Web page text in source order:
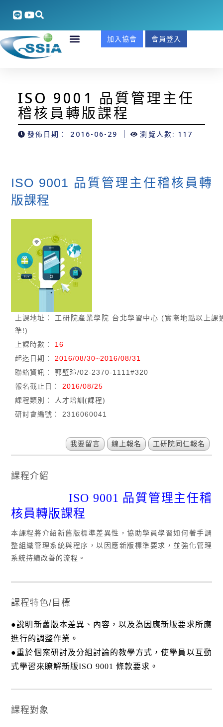
加入協會 會員登入
ISO 9001 品質管理主任
稽核員轉版課程
發佈日期： 2016-06-29 瀏覽人數: 117
ISO 9001 品質管理主任稽核員轉
版課程
上課地址：
工研院產業學院 台北學習中心 (實際地點以上課
準!)
上課時數：
16
起迄日期：
2016/08/30~2016/08/31
聯絡資訊：
郭璧瑄/02-2370-1111#320
報名截止日：
2016/08/25
課程類別：
人才培訓(課程)
研討會編號：
2316060041
工研院同仁報名
線上報名
我要留言
課程介紹
ISO 9001 品質管理主任稽
核員轉版課程
本課程將介紹新舊版標準差異性，協助學員學習如何著手調
整組織管理系統與程序，以因應新版標準要求，並強化管理
系統持續改善的流程。
課程特色/目標
●說明新舊版本差異、內容，以及為因應新版要求所應
進行的調整作業。
●重於個案研討及分組討論的教學方式，使學員以互動
式學習來瞭解新版ISO 9001條款要求。
課程對象